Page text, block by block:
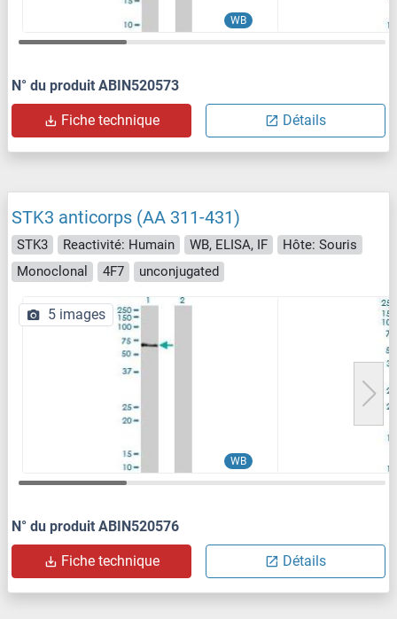
WB
N° du produit ABIN520573
Fiche technique Détails
STK3 anticorps (AA 311-431)
STK3 Reactivité: Humain WB, ELISA, IF
Hôte: Souris
Monoclonal
4F7 unconjugated
WB
5 images
N° du produit ABIN520576
Fiche technique Détails